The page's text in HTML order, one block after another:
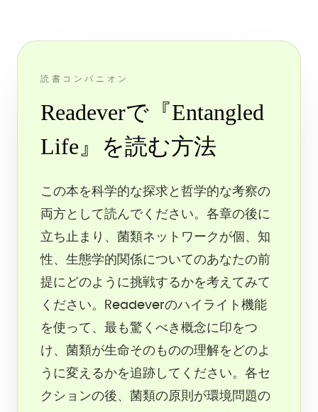
読書コンパニオン
Readeverで『Entangled
Life』を読む方法
この本を科学的な探求と哲学的な考察の
両方として読んでください。各章の後に
立ち止まり、菌類ネットワークが個、知
性、生態学的関係についてのあなたの前
提にどのように挑戦するかを考えてみて
ください。Readeverのハイライト機能
を使って、最も驚くべき概念に印をつ
け、菌類が生命そのものの理解をどのよ
うに変えるかを追跡してください。各セ
クションの後、菌類の原則が環境問題の